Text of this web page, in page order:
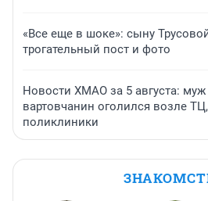
«Все еще в шоке»: сыну
трогательный пост и фото
Новости ХМАО за 5 августа: муж
вартовчанин оголился возле
поликлиники